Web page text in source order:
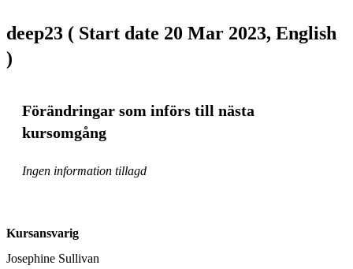
deep23 ( Start date 20 Mar 2023, English
)
Förändringar som införs till nästa
kursomgång
Ingen information tillagd
Kursansvarig
Josephine Sullivan